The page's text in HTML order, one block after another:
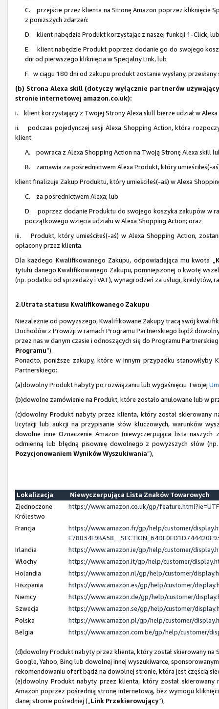
C. przejście przez klienta na Stronę Amazon poprzez kliknięcie
z poniższych zdarzeń:
D. klient nabędzie Produkt korzystając z naszej funkcji 1-Click, lub
E. klient nabędzie Produkt poprzez dodanie go do swojego
dni od pierwszego kliknięcia w Specjalny Link, lub
F. w ciągu 180 dni od zakupu produkt zostanie wysłany,
(b) Strona Alexa skill (dotyczy wyłącznie partnerów
stronie internetowej amazon.co.uk):
i. klient korzystający z Twojej Strony Alexa skill bierze udział w
ii. podczas pojedynczej sesji Alexa Shopping Action, która
klient:
A. powraca z Alexa Shopping Action na Twoją Stronę Alexa skill
B. zamawia za pośrednictwem Alexa Produkt, który umieściłeś(-
klient finalizuje Zakup Produktu, który umieściłeś(-aś) w Alexa
C. za pośrednictwem Alexa; lub
D. poprzez dodanie Produktu do swojego koszyka zakupów w
początkowego wzięcia udziału w Alexa Shopping Action; oraz
iii. Produkt, który umieściłeś(-aś) w Alexa Shopping Action,
opłacony przez klienta.
Dla każdego Kwalifikowanego Zakupu, odpowiadająca mu kwota „
tytułu danego Kwalifikowanego Zakupu, pomniejszonej o kwotę
(np. podatku od sprzedaży i VAT), wynagrodzeń za usługi, kredytów,
2.Utrata statusu Kwalifikowanego Zakupu
Niezależnie od powyższego, Kwalifikowane Zakupy tracą swój
Dochodów z Prowizji w ramach Programu Partnerskiego bądź
przez nas w danym czasie i odnoszących się do Programu
Programu”).
Ponadto, poniższe zakupy, które w innym przypadku stanowiłyby
Partnerskiego:
(a)dowolny Produkt nabyty po rozwiązaniu lub wygaśnięciu Twojej
(b)dowolne zamówienie na Produkt, które zostało anulowane lub w
(c)dowolny Produkt nabyty przez klienta, który został skierowany
licytacji lub aukcji na przypisanie słów kluczowych, warunków
dowolne inne Oznaczenie Amazon (niewyczerpująca lista
odmienną lub błędną pisownię dowolnego z powyższych słów
Pozycjonowaniem Wyników Wyszukiwania”),
Lokalizacja
Niewyczerpująca Lista Znaków Towarowych
Zjednoczone
Królestwo
https://www.amazon.co.uk/gp/
Francja
https://www.amazon.fr/gp/help/customer/
Irlandia
https://www.amazon.ie/gp/help/customer/
Włochy
https://www.amazon.it/gp/help/customer/
Holandia
https://www.amazon.nl/gp/help/customer/
Hiszpania
https://www.amazon.es/gp/help/customer/
Niemcy
https://www.amazon.de/gp/help/customer/
Szwecja
https://www.amazon.se/gp/help/customer/
Polska
https://www.amazon.pl/gp/help/customer/
Belgia
https://www.amazon.com.be/gp/help/customer/
(d)dowolny Produkt nabyty przez klienta, który został skierowany
Google, Yahoo, Bing lub dowolnej innej wyszukiwarce,
rekomendowaniu ofert bądź na dowolnej stronie, która jest częścią
(e)dowolny Produkt nabyty przez klienta, który został
Amazon poprzez pośrednią stronę internetową, bez wymogu
danej stronie pośredniej („ Link Przekierowujący”),